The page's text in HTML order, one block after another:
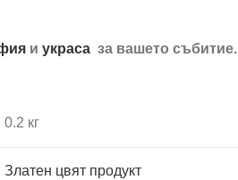
и украса за вашето събитие.
0.2 кг
Златен цвят продукт